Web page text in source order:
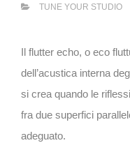
TUNE YOUR STUDIO
Il flutter echo, o eco
dell’acustica interna
si crea quando le
fra due superfici
adeguato.